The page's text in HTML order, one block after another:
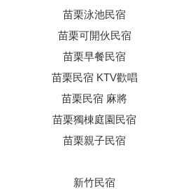
苗栗泳池民宿
苗栗可開伙民宿
苗栗早餐民宿
苗栗民宿 KTV歡唱
苗栗民宿 麻將
苗栗獨棟庭園民宿
苗栗親子民宿
新竹民宿